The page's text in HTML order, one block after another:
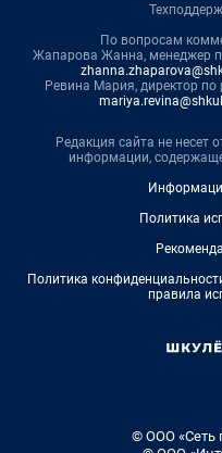
По вопросам
Жапарова Жанна, менеджер
Ревина Мария, директор
Редакция сайта не несет
информации,
Политика
Политика
правила
© ООО «Сеть